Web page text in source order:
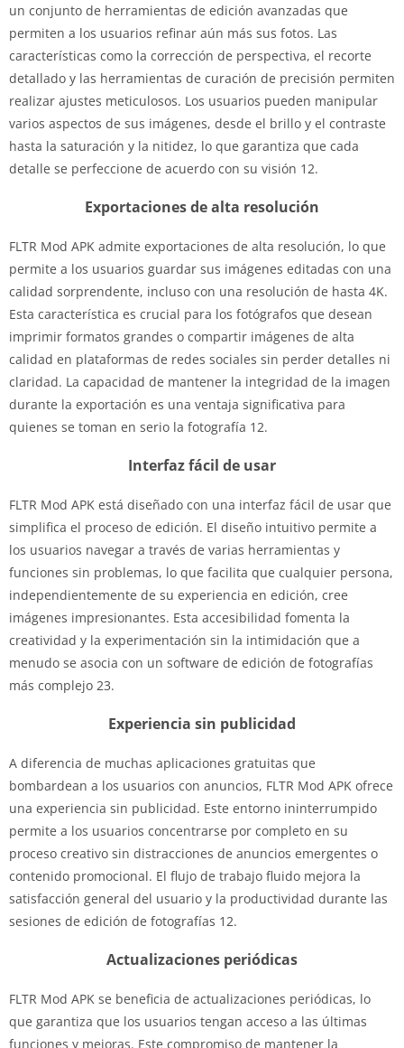
un conjunto de herramientas de edición avanzadas que
permiten a los usuarios refinar aún más sus fotos. Las
características como la corrección de perspectiva, el recorte
detallado y las herramientas de curación de precisión permiten
realizar ajustes meticulosos. Los usuarios pueden manipular
varios aspectos de sus imágenes, desde el brillo y el contraste
hasta la saturación y la nitidez, lo que garantiza que cada
detalle se perfeccione de acuerdo con su visión 12.
Exportaciones de alta resolución
FLTR Mod APK admite exportaciones de alta resolución, lo que
permite a los usuarios guardar sus imágenes editadas con una
calidad sorprendente, incluso con una resolución de hasta 4K.
Esta característica es crucial para los fotógrafos que desean
imprimir formatos grandes o compartir imágenes de alta
calidad en plataformas de redes sociales sin perder detalles ni
claridad. La capacidad de mantener la integridad de la imagen
durante la exportación es una ventaja significativa para
quienes se toman en serio la fotografía 12.
Interfaz fácil de usar
FLTR Mod APK está diseñado con una interfaz fácil de usar que
simplifica el proceso de edición. El diseño intuitivo permite a
los usuarios navegar a través de varias herramientas y
funciones sin problemas, lo que facilita que cualquier persona,
independientemente de su experiencia en edición, cree
imágenes impresionantes. Esta accesibilidad fomenta la
creatividad y la experimentación sin la intimidación que a
menudo se asocia con un software de edición de fotografías
más complejo 23.
Experiencia sin publicidad
A diferencia de muchas aplicaciones gratuitas que
bombardean a los usuarios con anuncios, FLTR Mod APK ofrece
una experiencia sin publicidad. Este entorno ininterrumpido
permite a los usuarios concentrarse por completo en su
proceso creativo sin distracciones de anuncios emergentes o
contenido promocional. El flujo de trabajo fluido mejora la
satisfacción general del usuario y la productividad durante las
sesiones de edición de fotografías 12.
Actualizaciones periódicas
FLTR Mod APK se beneficia de actualizaciones periódicas, lo
que garantiza que los usuarios tengan acceso a las últimas
funciones y mejoras. Este compromiso de mantener la